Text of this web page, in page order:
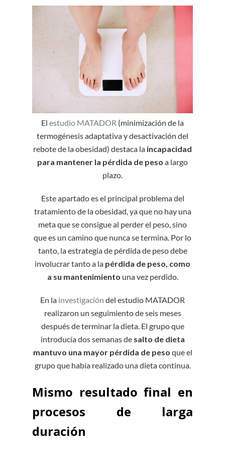
El estudio MATADOR (minimización de la
termogénesis adaptativa y desactivación del
rebote de la obesidad) destaca la incapacidad
para mantener la pérdida de peso a largo
plazo.
Este apartado es el principal problema del
tratamiento de la obesidad, ya que no hay una
meta que se consigue al perder el peso, sino
que es un camino que nunca se termina. Por lo
tanto, la estrategia de pérdida de peso debe
involucrar tanto a la pérdida de peso, como
a su mantenimiento una vez perdido.
En la investigación del estudio MATADOR
realizaron un seguimiento de seis meses
después de terminar la dieta. El grupo que
introducía dos semanas de salto de dieta
mantuvo una mayor pérdida de peso que el
grupo que había realizado una dieta continua.
Mismo resultado final en
procesos de larga
duración